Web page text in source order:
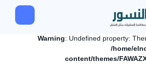
Warning: Undefined property:
/home/
content/themes/